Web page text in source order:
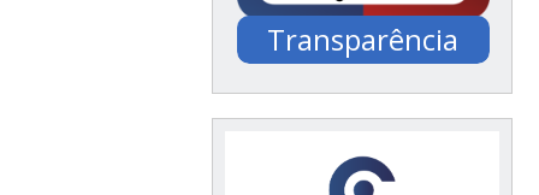
Transparência
Documentação /
Financeiro / Compras